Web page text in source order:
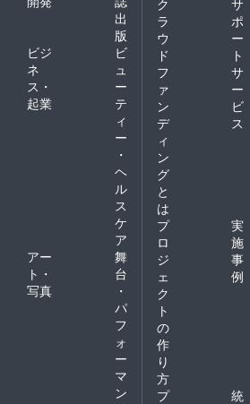
出
版
ビジ
ネ
ス・
起業
ビ
ュ
ー
テ
ィ
ー
・
ヘ
ル
ス
ケ
ア
アー
ト・
写真
舞
台
・
パ
フ
ォ
ー
マ
ン
ラ
ウ
ド
フ
ァ
ン
デ
ィ
ン
グ
と
は
ポ
ー
ト
サ
ー
ビ
ス
プ
ロ
ジ
ェ
ク
ト
の
作
り
方
実
施
事
例
プ
統